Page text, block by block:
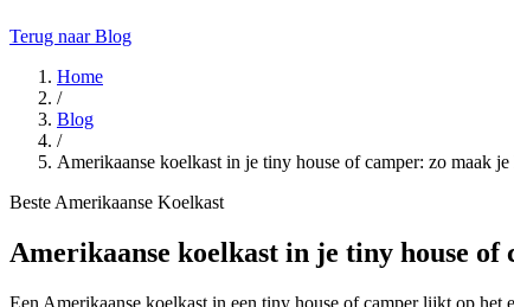
Terug naar Blog
Home
/
Blog
/
Amerikaanse koelkast in je tiny house of camper: zo maak
Beste Amerikaanse Koelkast
Amerikaanse koelkast in je tiny house
Een Amerikaanse koelkast in een tiny house of camper lijkt op het